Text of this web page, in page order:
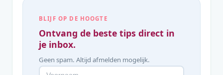
BLIJF OP DE HOOGTE
Ontvang de beste tips direct in
je inbox.
Geen spam. Altijd afmelden mogelijk.